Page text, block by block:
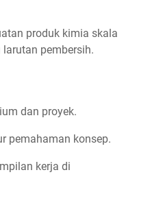
produk kimia skala
pembersih.
dan proyek.
pemahaman konsep.
kerja di